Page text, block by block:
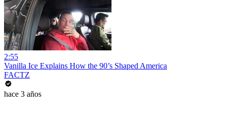
2:55
Vanilla Ice Explains How the 90’s Shaped America
FACTZ
hace 3 años